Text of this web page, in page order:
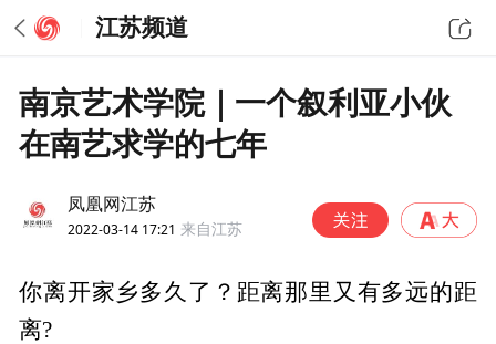
江苏频道
南京艺术学院｜一个叙利亚小伙
在南艺求学的七年
凤凰网江苏
2022-03-14 17:21 来自江苏
你离开家乡多久了？距离那里又有多远的距
离?